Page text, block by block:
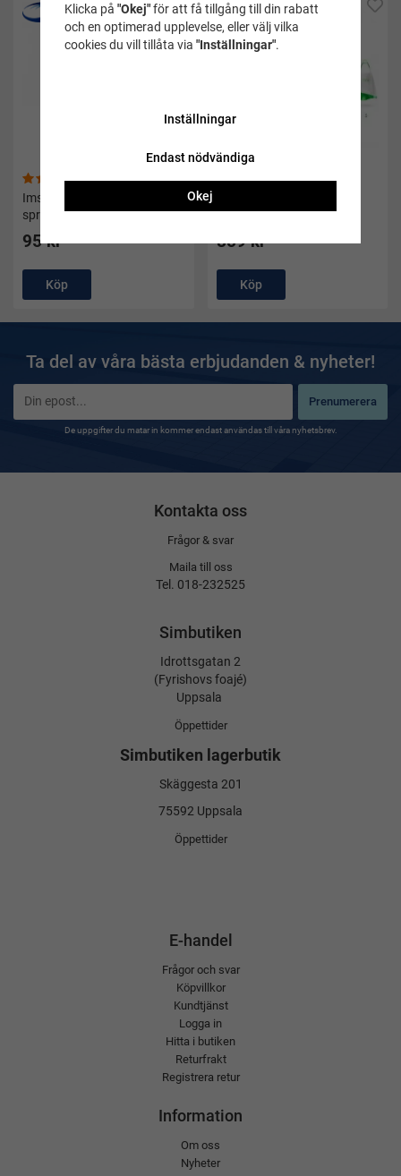
(105)
Imskyddsmedel/antifog
spray - Soak
95 kr
Köp
(11)
859 kr
Köp
Ta del av våra bästa erbjudanden & nyheter!
Prenumerera
De uppgifter du matar in kommer endast användas till våra nyhetsbrev.
Kontakta oss
Frågor & svar
Maila till oss
Tel. 018-232525
Simbutiken
Idrottsgatan 2
(Fyrishovs foajé)
Uppsala
Öppettider
Simbutiken lagerbutik
Skäggesta 201
75592 Uppsala
Öppettider
E-handel
Frågor och svar
Köpvillkor
Kundtjänst
Logga in
Hitta i butiken
Returfrakt
Registrera retur
Information
Om oss
Nyheter
Klicka på "Okej"för att få tillgång till din rabatt
och en optimerad upplevelse, eller välj vilka
cookies du vill tillåta via "Inställningar".
Inställningar
Endast nödvändiga
Okej